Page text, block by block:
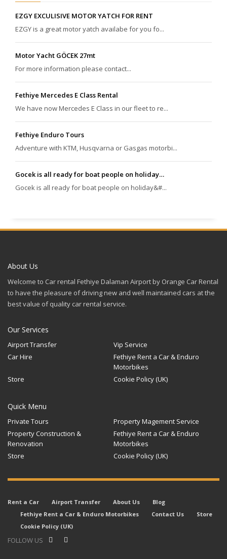
EZGY EXCULISIVE MOTOR YATCH FOR RENT
EZGY is a great motor yatch availabe for you fo...
Motor Yacht GÖCEK 27mt
For more information please contact...
Fethiye Mercedes E Class Rental
We have now Mercedes E Class in our fleet to re...
Fethiye Enduro Tours
Adventure with KTM, Husqvarna or Gasgas motorbi...
Gocek is all ready for boat people on holiday…
Gocek is all ready for boat people on holiday&#...
About Us
Welcome to Car rental Fethiye Dalaman Airport by Orange Car Rental
to have the pleasure of driving new and well maintained cars at the
best value of quality car rental service.
Our Services
Airport Transfer
Vip Service
Car Hire
Fethiye Rent a Car & Enduro
Motorbikes
Store
Cookie Policy (UK)
Quick Menu
Private Tours
Property Magement Service
Property Construction &
Renovation
Fethiye Rent a Car & Enduro
Motorbikes
Store
Cookie Policy (UK)
Rent a Car Airport Transfer About Us
Blog
Fethiye Rent a Car & Enduro Motorbikes
Contact Us
Store
Cookie Policy (UK)
FOLLOW US